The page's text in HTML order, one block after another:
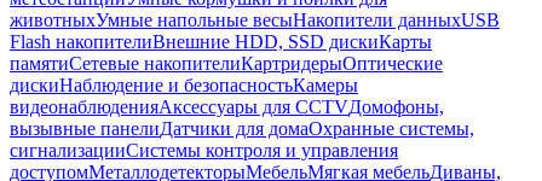
животныхУмные напольные весыНакопители данныхUSB
Flash накопителиВнешние HDD, SSD дискиКарты
памятиСетевые накопителиКартридерыОптические
дискиНаблюдение и безопасностьКамеры
видеонаблюденияАксессуары для CCTVДомофоны,
вызывные панелиДатчики для домаОхранные системы,
сигнализацииСистемы контроля и управления
доступомМеталлодетекторыМебельМягкая мебельДиваны,